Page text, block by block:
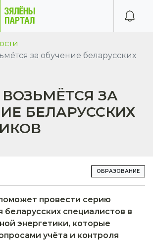
за обучение беларусских
ЗА
БЕЛАРУССКИХ
ОБРАЗОВАНИЕ
провести серию
беларусских специалистов в
энергетики, которые
учёта и контроля